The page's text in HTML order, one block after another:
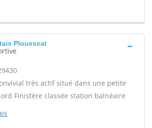
Plouescat
très actif situé dans une petite
Finistère classée station balnéaire